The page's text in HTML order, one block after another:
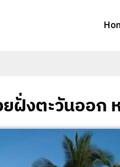
ยฝั่งตะวันออก